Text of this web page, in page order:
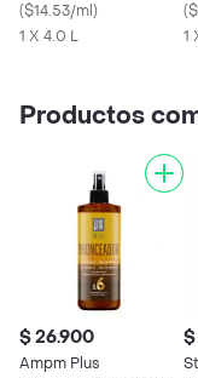
($14.53/ml)
1 X 4.0 L
(
1
Productos
$ 26.900
Ampm Plus
$